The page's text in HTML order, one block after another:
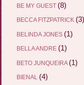
BE MY GUEST (8)
BECCA FITZPATRICK (3)
BELINDA JONES (1)
BELLA ANDRE (1)
BETO JUNQUEIRA (1)
BIENAL (4)